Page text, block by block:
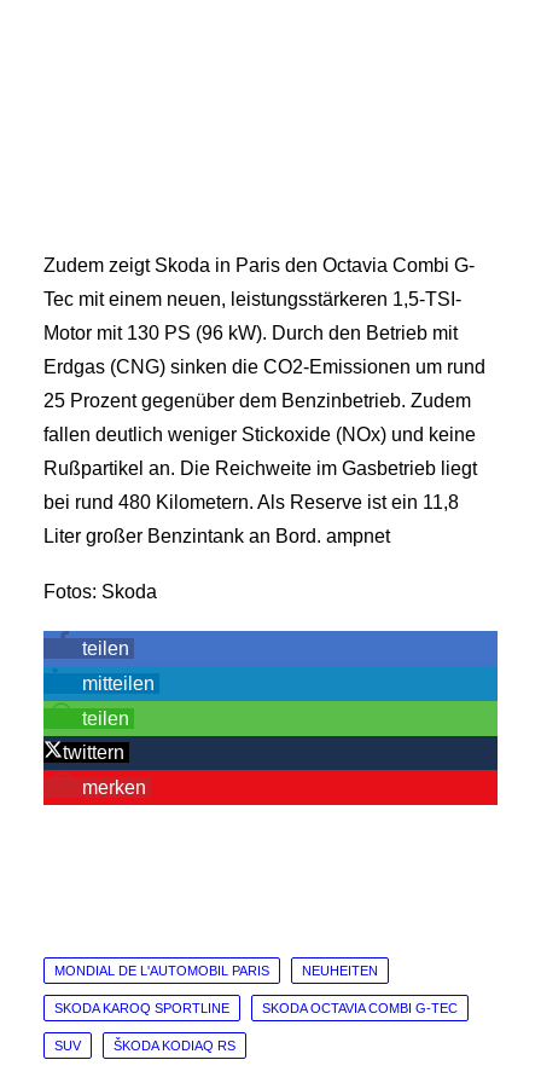
Zudem zeigt Skoda in Paris den Octavia Combi G-
Tec mit einem neuen, leistungsstärkeren 1,5-TSI-
Motor mit 130 PS (96 kW). Durch den Betrieb mit
Erdgas (CNG) sinken die CO2-Emissionen um rund
25 Prozent gegenüber dem Benzinbetrieb. Zudem
fallen deutlich weniger Stickoxide (NOx) und keine
Rußpartikel an. Die Reichweite im Gasbetrieb liegt
bei rund 480 Kilometern. Als Reserve ist ein 11,8
Liter großer Benzintank an Bord. ampnet
Fotos: Skoda
teilen
mitteilen
teilen
twittern
merken
MONDIAL DE L'AUTOMOBIL PARIS NEUHEITEN
SKODA KAROQ SPORTLINE SKODA OCTAVIA COMBI G-TEC
SUV ŠKODA KODIAQ RS